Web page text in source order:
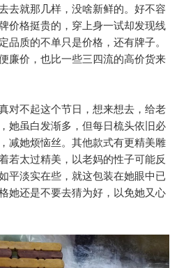
去就那几样，没啥新鲜的。好不容
价格挺贵的，穿上身一试却发现线
品质的不单只是价格，还有牌子。
廉价，也比一些三四流的高价货来
对不起这个节日，想来想去，给老
她虽白发渐多，但每日梳头依旧必
减她烦恼丝。其他款式有更精美雕
若太过精美，以老妈的性子可能反
平淡实在些，就这包装在她眼中已
她还是不要去猜为好，以免她又心